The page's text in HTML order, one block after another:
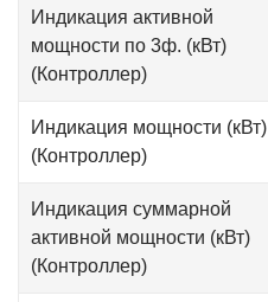
Индикация активной
мощности по 3ф. (кВт)
(Контроллер)
Индикация мощности (кВт)
(Контроллер)
Индикация суммарной
активной мощности (кВт)
(Контроллер)